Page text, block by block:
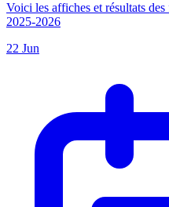
Voici les affiches et résultats
2025-2026
22 Jun